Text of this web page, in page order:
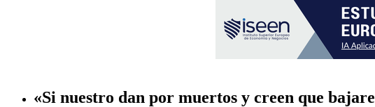
«Si nuestro dan por muertos y creen que